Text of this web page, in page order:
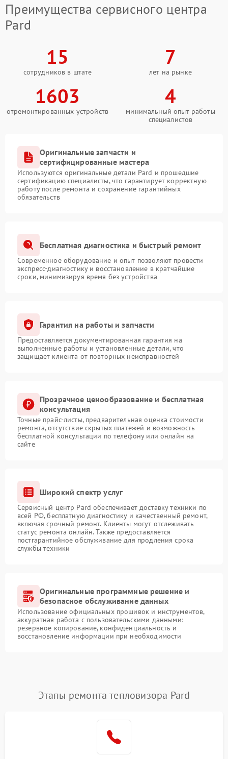
Преимущества сервисного центра
Pard
15
сотрудников в штате
7
лет на рынке
1603
отремонтированных устройств
4
минимальный опыт работы
специалистов
Оригинальные запчасти и
сертифицированные мастера
Используются оригинальные детали Pard и прошедшие
сертификацию специалисты, что гарантирует корректную
работу после ремонта и сохранение гарантийных
обязательств
Бесплатная диагностика и быстрый ремонт
Современное оборудование и опыт позволяют провести
экспресс-диагностику и восстановление в кратчайшие
сроки, минимизируя время без устройства
Гарантия на работы и запчасти
Предоставляется документированная гарантия на
выполненные работы и установленные детали, что
защищает клиента от повторных неисправностей
Прозрачное ценообразование и бесплатная
консультация
Точные прайс-листы, предварительная оценка стоимости
ремонта, отсутствие скрытых платежей и возможность
бесплатной консультации по телефону или онлайн на
сайте
Широкий спектр услуг
Сервисный центр Pard обеспечивает доставку техники по
всей РФ, бесплатную диагностику и качественный ремонт,
включая срочный ремонт. Клиенты могут отслеживать
статус ремонта онлайн. Также предоставляется
постгарантийное обслуживание для продления срока
службы техники
Оригинальные программные решение и
безопасное обслуживание данных
Использование официальных прошивок и инструментов,
аккуратная работа с пользовательскими данными:
резервное копирование, конфиденциальность и
восстановление информации при необходимости
Этапы ремонта тепловизора Pard